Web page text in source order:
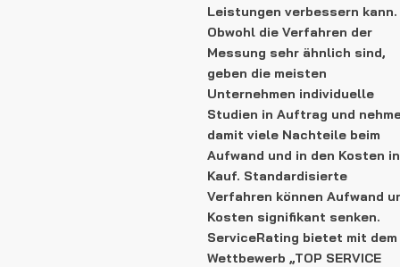
Leistungen verbessern kann.
Obwohl die Verfahren der
Messung sehr ähnlich sind,
geben die meisten
Unternehmen individuelle
Studien in Auftrag und
damit viele Nachteile beim
Aufwand und in den Kosten in
Kauf. Standardisierte
Verfahren können Aufwand
Kosten signifikant senken.
ServiceRating bietet mit dem
Wettbewerb „TOP SERVICE